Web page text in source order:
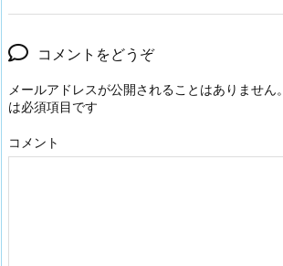
コメントをどうぞ
メールアドレスが公開されることはありません。
は必須項目です
コメント